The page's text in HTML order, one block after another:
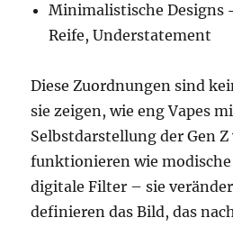
Minimalistische Designs
Reife, Understatement
Diese Zuordnungen sind
sie zeigen, wie eng Vapes
Selbstdarstellung der Gen
funktionieren wie modische
digitale Filter – sie
definieren das Bild, das